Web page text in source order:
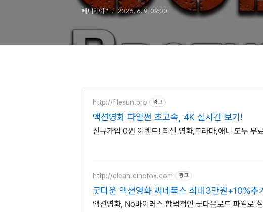
페니웨이™ 2026. 6. 9. 09:00
http://filesun.pro 광고
액션영화 파일썬 초고속, 4K 실시간 보기!
신규가입 0원 이벤트! 최신 영화,드라마,애니 모두 무
http://clean.cinefox.com 광고
굿다운 액션영화 씨네폭스 최대3만원+10%추
액션영화, No바이러스 합법적인 굿다운로드 파일로